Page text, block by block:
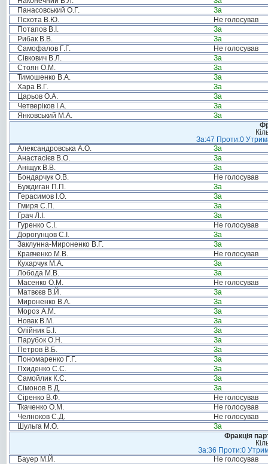
Панасовський О.Г.
За
Пєхота В.Ю.
Не голосував
Потапов В.І.
За
Рибак В.В.
За
Самофалов Г.Г.
Не голосував
Сівкович В.Л.
За
Стоян О.М.
За
Тимошенко В.А.
За
Хара В.Г.
За
Царьов О.А.
За
Четверіков І.А.
За
Янковський М.А.
За
За:47 Проти:0
Александровська А.О.
За
Анастасієв В.О.
За
Аніщук В.В.
За
Бондарчук О.В.
Не голосував
Буждиган П.П.
За
Герасимов І.О.
За
Гмиря С.П.
За
Грач Л.І.
За
Гуренко С.І.
Не голосував
Дорогунцов С.І.
За
Заклунна-Мироненко В.Г.
За
Кравченко М.В.
Не голосував
Кухарчук М.А.
За
Лобода М.В.
За
Масенко О.М.
Не голосував
Матвєєв В.Й.
За
Мироненко В.А.
За
Мороз А.М.
За
Новак В.М.
За
Олійник Б.І.
За
Парубок О.Н.
За
Петров В.Б.
За
Пономаренко Г.Г.
За
Пхиденко С.С.
За
Самойлик К.С.
За
Сімонов В.Д.
За
Сіренко В.Ф.
Не голосував
Ткаченко О.М.
Не голосував
Челноков С.Д.
Не голосував
Шульга М.О.
За
Фракція
За:36 Проти:0
Бауер М.Й.
Не голосував